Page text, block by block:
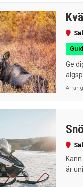
Ge
är